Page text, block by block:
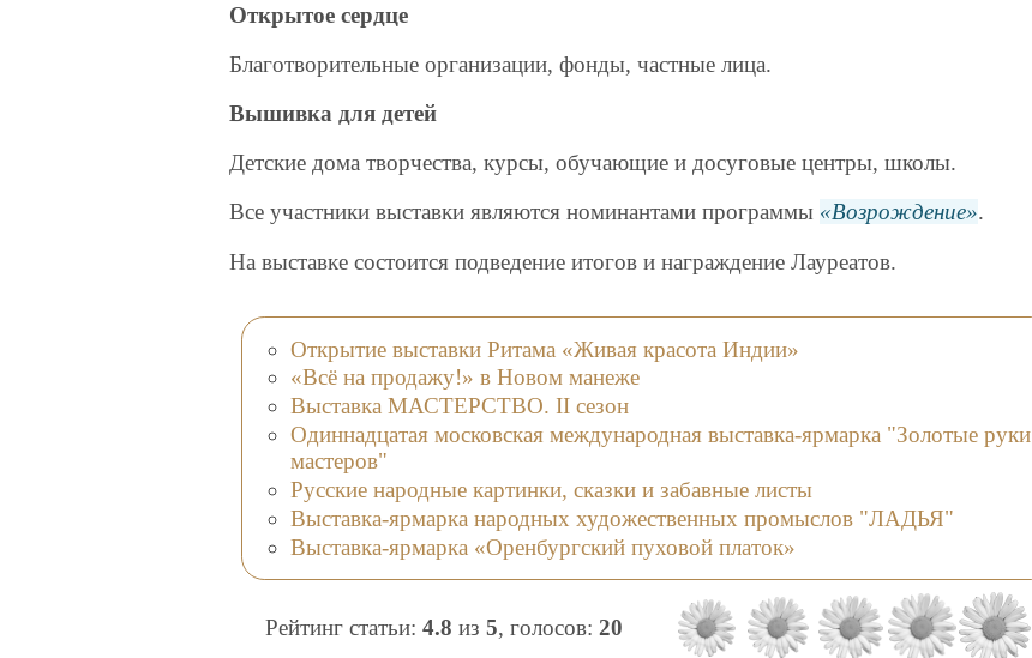
Открытое сердце
Благотворительные организации, фонды, частные лица.
Вышивка для детей
Детские дома творчества, курсы, обучающие и досуговые центры, школы.
Все участники выставки являются номинантами программы
Возрождение .
На выставке состоится подведение итогов и награждение Лауреатов.
Открытие выставки Ритама «Живая красота Индии»
«Всё на продажу!» в Новом манеже
Выставка МАСТЕРСТВО. II сезон
Одиннадцатая московская международная выставка-ярмарка "Золотые руки
мастеров"
Русские народные картинки, сказки и забавные листы
Выставка-ярмарка народных художественных промыслов "ЛАДЬЯ"
Выставка-ярмарка «Оренбургский пуховой платок»
Рейтинг статьи: 4.8 из 5, голосов: 20